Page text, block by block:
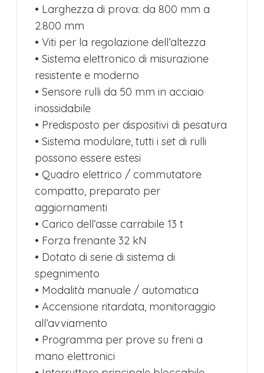
• Larghezza di prova: da 800 mm a
2.800 mm
• Viti per la regolazione dell’altezza
• Sistema elettronico di misurazione
resistente e moderno
• Sensore rulli da 50 mm in acciaio
inossidabile
• Predisposto per dispositivi di pesatura
• Sistema modulare, tutti i set di rulli
possono essere estesi
• Quadro elettrico / commutatore
compatto, preparato per
aggiornamenti
• Carico dell’asse carrabile 13 t
• Forza frenante 32 kN
• Dotato di serie di sistema di
spegnimento
• Modalità manuale / automatica
• Accensione ritardata, monitoraggio
all’avviamento
• Programma per prove su freni a
mano elettronici